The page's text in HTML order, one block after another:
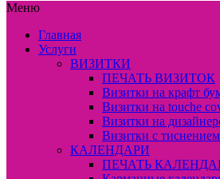
Меню
Главная
Услуги
ВИЗИТКИ
ПЕЧАТЬ ВИЗИТОК
Визитки на крафт
Визитки на touche
Визитки на
Визитки с тиснением
КАЛЕНДАРИ
ПЕЧАТЬ